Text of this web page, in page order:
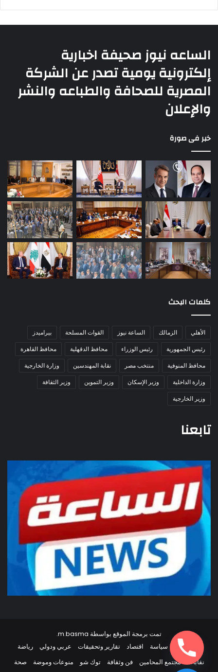
الساعه نيوز صحيفة اخبارية
إلكترونية يومية تصدر عن الشركة
المصرية للصحافة والطباعه والنشر
والإعلان
خبر فى صورة
كلمات البحث
الأهلي الزمالك الساعة نيوز القوات المسلحة
بيراميدز
رئيس الجمهورية
رئيس الوزراء محافظ الدقهلية
محافظ القاهرة
محافظ المنوفية
منتخب مصر نقابة المهندسين
وزارة الخارجية
وزارة الداخلية
وزير الإسكان وزير التموين
وزير الثقافة
وزير الخارجية
تابعنا
تمت برمجة الموقع بواسطة m.basma
.
أخبار مصر
سياسة اقتصاد تقارير وتحقيقات عربي ودولي
رياضة
نقابات
مجتمع المحامين فن وثقافة توك شو منوعات وموضة صحة